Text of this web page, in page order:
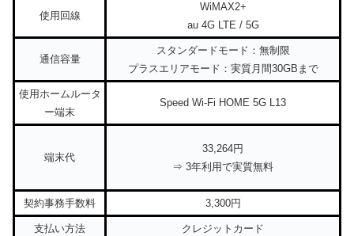
使用回線
WiMAX2+
au 4G LTE / 5G
通信容量
スタンダードモード：無制限
プラスエリアモード：実質月間30GBまで
使用ホームルータ
ー端末
Speed Wi-Fi HOME 5G L13
端末代
33,264円
⇒ 3年利用で実質無料
契約事務手数料 3,300円
支払い方法 クレジットカード